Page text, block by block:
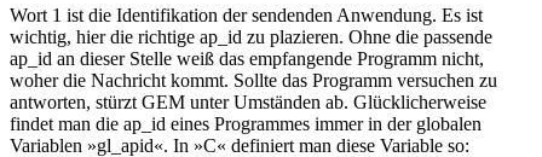
Wort 1 ist die Identifikation der sendenden Anwendung. Es ist
wichtig, hier die richtige ap_id zu plazieren. Ohne die passende
ap_id an dieser Stelle weiß das empfangende Programm nicht,
woher die Nachricht kommt. Sollte das Programm versuchen zu
antworten, stürzt GEM unter Umständen ab. Glücklicherweise
findet man die ap_id eines Programmes immer in der globalen
Variablen »gl_apid«. In »C« definiert man diese Variable so: